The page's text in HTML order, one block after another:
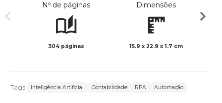
Nº de páginas
304 páginas
Dimensões
15.9 x 22.9 x 1.7 cm
Tags: Inteligência Artificial Contabilidade RPA Automação